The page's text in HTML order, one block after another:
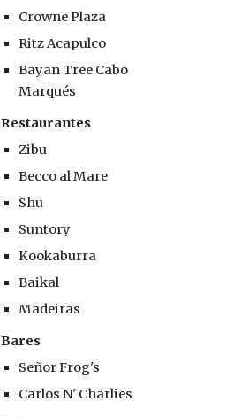
Crowne Plaza
Ritz Acapulco
Bayan Tree Cabo
Marqués
Restaurantes
Zibu
Becco al Mare
Shu
Suntory
Kookaburra
Baikal
Madeiras
Bares
Señor Frog's
Carlos N' Charlies